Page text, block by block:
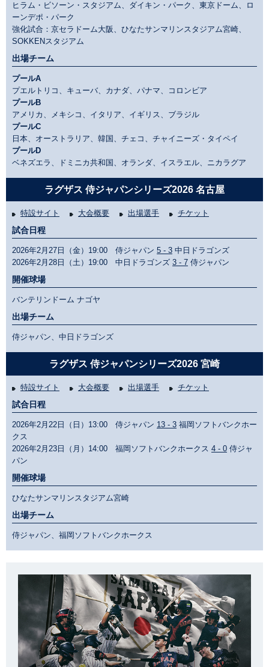
ヒラム・ビソーン・スタジアム、ダイキン・パーク、東京ドーム、ロ
ーンデポ・パーク
強化試合：京セラドーム大阪、ひなたサンマリンスタジアム宮崎、
SOKKENスタジアム
出場チーム
プールA
プエルトリコ、キューバ、カナダ、パナマ、コロンビア
プールB
アメリカ、メキシコ、イタリア、イギリス、ブラジル
プールC
日本、オーストラリア、韓国、チェコ、チャイニーズ・タイペイ
プールD
ベネズエラ、ドミニカ共和国、オランダ、イスラエル、ニカラグア
ラグザス 侍ジャパンシリーズ2026 名古屋
特設サイト 大会概要 出場選手 チケット
試合日程
2026年2月27日（金）19:00 侍ジャパン 5 - 3 中日ドラゴンズ
2026年2月28日（土）19:00 中日ドラゴンズ 3 - 7 侍ジャパン
開催球場
バンテリンドーム ナゴヤ
出場チーム
侍ジャパン、中日ドラゴンズ
ラグザス 侍ジャパンシリーズ2026 宮崎
特設サイト 大会概要 出場選手 チケット
試合日程
2026年2月22日（日）13:00 侍ジャパン 13 - 3 福岡ソフトバンクホー
クス
2026年2月23日（月）14:00 福岡ソフトバンクホークス 4 - 0 侍ジャ
パン
開催球場
ひなたサンマリンスタジアム宮崎
出場チーム
侍ジャパン、福岡ソフトバンクホークス